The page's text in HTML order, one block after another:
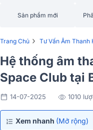
Sản phẩm mới
Trang Chủ › Tư Vấn Âm Thanh
Hệ thống âm
Space Club tại
14-07-2025 1010
Xem nhanh (Mở rộng)